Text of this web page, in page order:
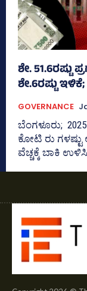
ಶೇ.
ಶೇ.6ರಷ್ಟು
GOVERNANCE
ಬೆಂಗಳೂರು;
ಕೋಟಿ ರು ಗಳಷ್ಟು
ವೆಚ್ಚಕ್ಕೆ ಬಾಕಿ